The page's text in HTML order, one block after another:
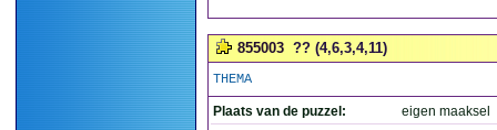
855003 ?? (4,6,3,4,11)
THEMA
Plaats van de puzzel:
eigen maaksel